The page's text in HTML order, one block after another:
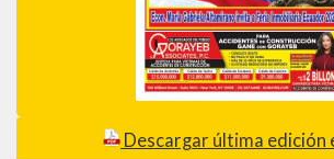
Descargar última edición